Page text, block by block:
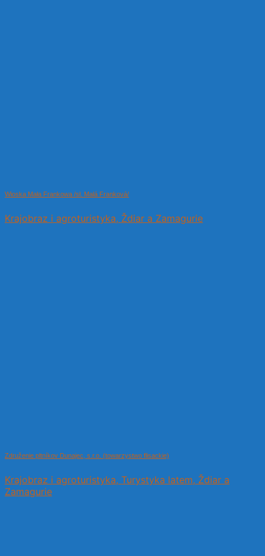
Wioska Mała Frankowa /sł. Malá Franková/
Krajobraz i agroturistyka, Ždiar a Zamagurie
Združenie pltníkov Dunajec, s.r.o. (towarzystwo flisackie)
Krajobraz i agroturistyka, Turystyka latem, Ždiar a
Zamagurie